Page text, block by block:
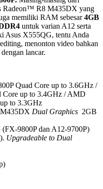
Radeon™ R8 M435DX yang
memiliki RAM sebesar4GB
untuk varian A12 serta
Asus X555QG, tentu Anda
menonton video bahkan
lancar.
Quad Core up to 3.6GHz /
up to 3.4GHz / AMD
to 3.3GHz
Dual Graphics 2GB
(FX-9800P dan A12-9700P)
Upgradeable to Dual